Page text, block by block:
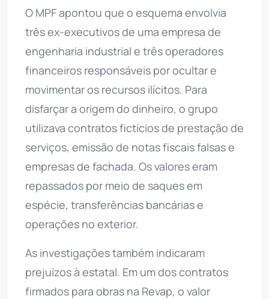
O MPF apontou que o esquema envolvia
três ex-executivos de uma empresa de
engenharia industrial e três operadores
financeiros responsáveis por ocultar e
movimentar os recursos ilícitos. Para
disfarçar a origem do dinheiro, o grupo
utilizava contratos fictícios de prestação de
serviços, emissão de notas fiscais falsas e
empresas de fachada. Os valores eram
repassados por meio de saques em
espécie, transferências bancárias e
operações no exterior.
As investigações também indicaram
prejuízos à estatal. Em um dos contratos
firmados para obras na Revap, o valor